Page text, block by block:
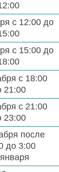
с 12:00 до
с 15:00 до
с 18:00
21:00
с 21:00
23:00
после
до 3:00